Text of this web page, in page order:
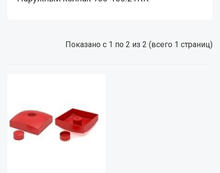
Показано с 1 по 2 из 2 (всего 1 страниц)